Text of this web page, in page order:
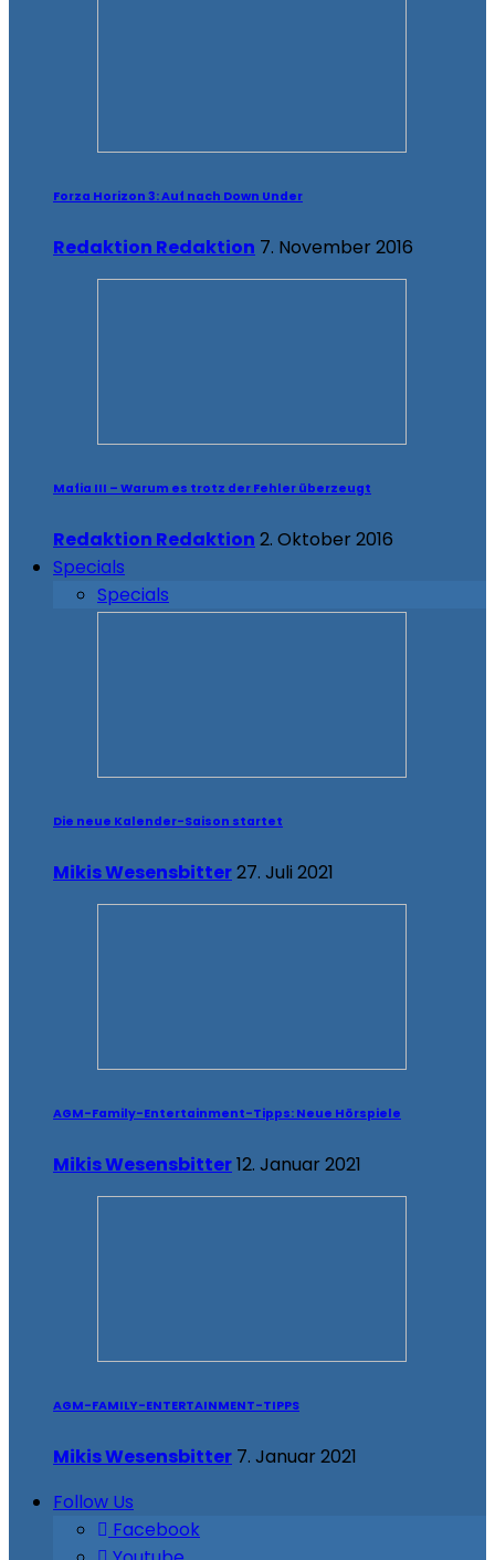
Forza Horizon 3: Auf nach Down Under
Redaktion Redaktion 7. November 2016
Mafia III – Warum es trotz der Fehler überzeugt
Redaktion Redaktion 2. Oktober 2016
Specials
Specials
Die neue Kalender-Saison startet
Mikis Wesensbitter27. Juli 2021
AGM-Family-Entertainment-Tipps: Neue Hörspiele
Mikis Wesensbitter12. Januar 2021
AGM-FAMILY-ENTERTAINMENT-TIPPS
Mikis Wesensbitter 7. Januar 2021
Follow Us
Facebook